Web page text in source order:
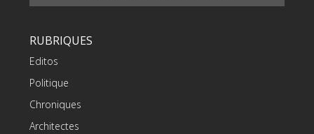
RUBRIQUES
Editos
Politique
Chroniques
Architectes